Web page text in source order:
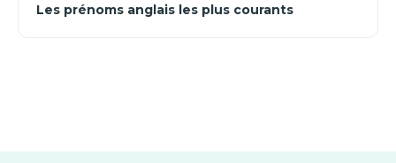
Les prénoms anglais les plus courants